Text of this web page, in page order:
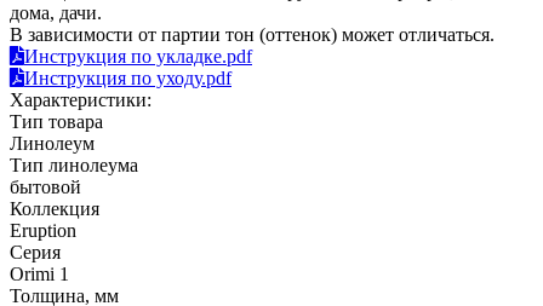
дома, дачи.
В зависимости от партии тон (оттенок) может отличаться.
Инструкция по укладке.pdf
Инструкция по уходу.pdf
Характеристики:
Тип товара
Линолеум
Тип линолеума
бытовой
Коллекция
Eruption
Серия
Orimi 1
Толщина, мм